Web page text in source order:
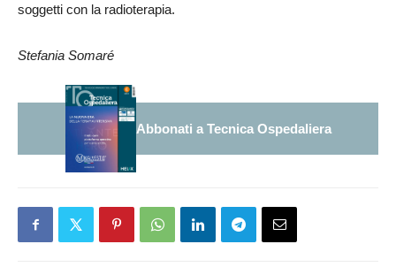
soggetti con la radioterapia.
Stefania Somaré
Abbonati a Tecnica Ospedaliera